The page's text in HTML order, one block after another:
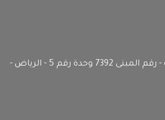
المدينة الصناعية الثانية - رقم المبنى 7392 وحدة رقم 5 - الرياض -